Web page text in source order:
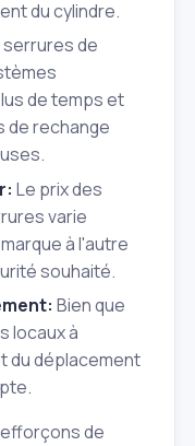
du cylindre.
serrures de
de temps et
de rechange
Le prix des
varie
à l'autre
souhaité.
Bien que
locaux à
du déplacement
de